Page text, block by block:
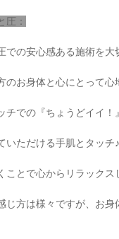
圧：
での安心感ある施術を大
のお身体と心にとって心
チでの『ちょうどイイ！
いただける手肌とタッチ♪
ことで心からリラックス
方は様々ですが、お身